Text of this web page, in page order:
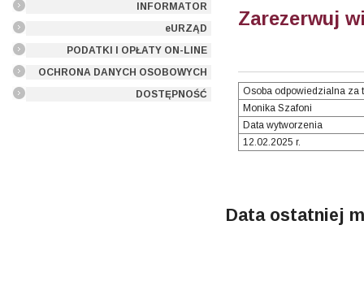
INFORMATOR
eURZĄD
PODATKI I OPŁATY ON-LINE
OCHRONA DANYCH OSOBOWYCH
DOSTĘPNOŚĆ
Zarezerwuj
Osoba odpowiedzialna za
Monika Szafoni
Data wytworzenia
12.02.2025 r.
Data ostatniej